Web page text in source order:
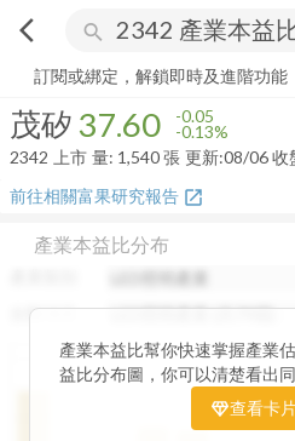
arrow_back_ios search
茂矽 37.60-0.13%
訂閱或綁定，解鎖即時及進階功能
茂矽 37.60 -0.05
-0.13%
2342
上市 量: 1,540張 更新:08/06 收
前往相關富果研究報告 open_in_new
產業本益比分布
分類項目
產業本益比幫你快速掌握產業
益比分布圖，你可以清楚看出
差，了解哪些股票相對被低估
數、本益比範圍到個別公司位
查看卡